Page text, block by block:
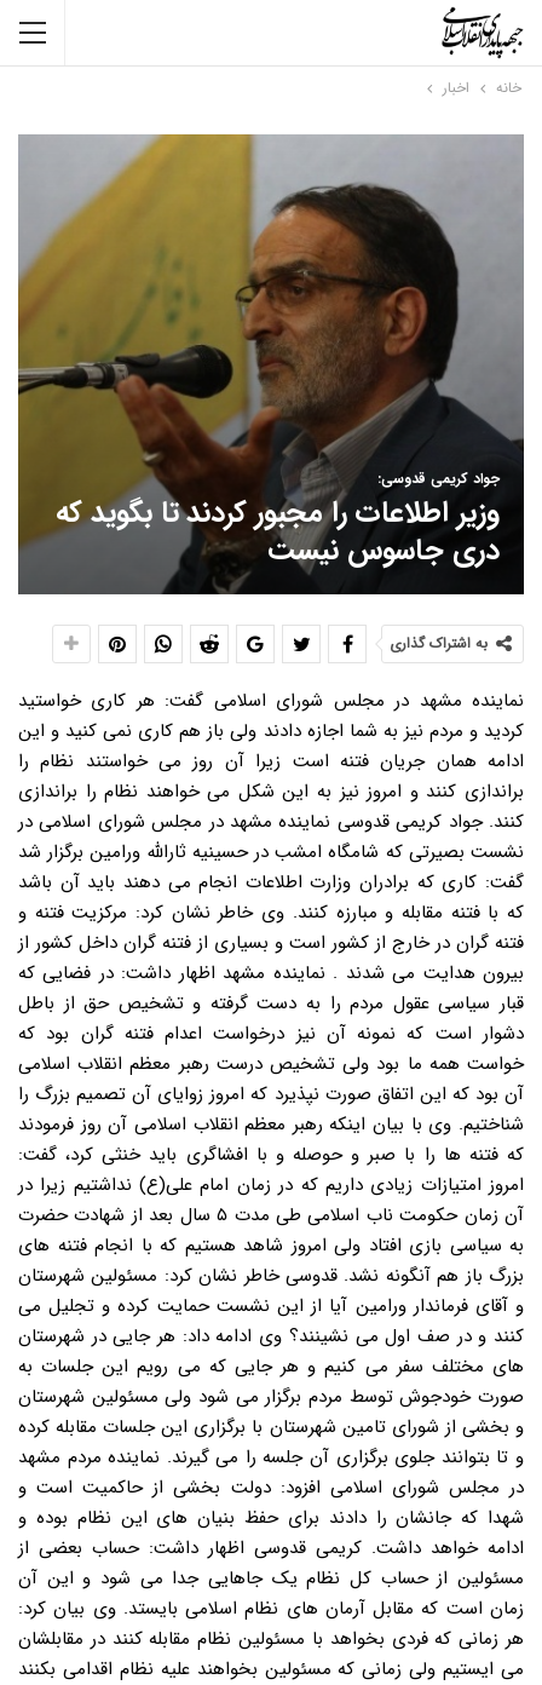
خانه اخبار
جواد کریمی قدوسی:
وزیر اطلاعات را مجبور کردند تا بگوید که
دری جاسوس نیست
به اشتراک گذاری
نماینده مشهد در مجلس شورای اسلامی گفت: هر کاری خواستید
کردید و مردم نیز به شما اجازه دادند ولی باز هم کاری نمی کنید و این
ادامه همان جریان فتنه است زیرا آن روز می خواستند نظام را
براندازی کنند و امروز نیز به این شکل می خواهند نظام را براندازی
کنند. جواد کریمی قدوسی نماینده مشهد در مجلس شورای اسلامی در
نشست بصیرتی که شامگاه امشب در حسینیه ثارالله ورامین برگزار شد
گفت: کاری که برادران وزارت اطلاعات انجام می دهند باید آن باشد
که با فتنه مقابله و مبارزه کنند. وی خاطر نشان کرد: مرکزیت فتنه و
فتنه گران در خارج از کشور است و بسیاری از فتنه گران داخل کشور از
بیرون هدایت می شدند . نماینده مشهد اظهار داشت: در فضایی که
قبار سیاسی عقول مردم را به دست گرفته و تشخیص حق از باطل
دشوار است که نمونه آن نیز درخواست اعدام فتنه گران بود که
خواست همه ما بود ولی تشخیص درست رهبر معظم انقلاب اسلامی
آن بود که این اتفاق صورت نپذیرد که امروز زوایای آن تصمیم بزرگ را
شناختیم. وی با بیان اینکه رهبر معظم انقلاب اسلامی آن روز فرمودند
که فتنه ها را با صبر و حوصله و با افشاگری باید خنثی کرد، گفت:
امروز امتیازات زیادی داریم که در زمان امام علی(ع) نداشتیم زیرا در
آن زمان حکومت ناب اسلامی طی مدت ۵ سال بعد از شهادت حضرت
به سیاسی بازی افتاد ولی امروز شاهد هستیم که با انجام فتنه های
بزرگ باز هم آنگونه نشد. قدوسی خاطر نشان کرد: مسئولین شهرستان
و آقای فرماندار ورامین آیا از این نشست حمایت کرده و تجلیل می
کنند و در صف اول می نشینند؟ وی ادامه داد: هر جایی در شهرستان
های مختلف سفر می کنیم و هر جایی که می رویم این جلسات به
صورت خودجوش توسط مردم برگزار می شود ولی مسئولین شهرستان
و بخشی از شورای تامین شهرستان با برگزاری این جلسات مقابله کرده
و تا بتوانند جلوی برگزاری آن جلسه را می گیرند. نماینده مردم مشهد
در مجلس شورای اسلامی افزود: دولت بخشی از حاکمیت است و
شهدا که جانشان را دادند برای حفظ بنیان های این نظام بوده و
ادامه خواهد داشت. کریمی قدوسی اظهار داشت: حساب بعضی از
مسئولین از حساب کل نظام یک جاهایی جدا می شود و این آن
زمان است که مقابل آرمان های نظام اسلامی بایستد. وی بیان کرد:
هر زمانی که فردی بخواهد با مسئولین نظام مقابله کنند در مقابلشان
می ایستیم ولی زمانی که مسئولین بخواهند علیه نظام اقدامی بکنند